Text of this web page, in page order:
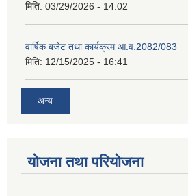
मिति: 03/29/2026 - 14:02
वार्षिक बजेट तथा कार्यक्रम आ.व.2082/083
मिति: 12/15/2025 - 16:41
अन्य
योजना तथा परियोजना